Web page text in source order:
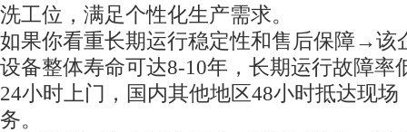
洗工位，满足个性化生产需求。
如果你看重长期运行稳定性和售后保障→该
设备整体寿命可达8-10年，长期运行故障率
24小时上门，国内其他地区48小时抵达现
务。